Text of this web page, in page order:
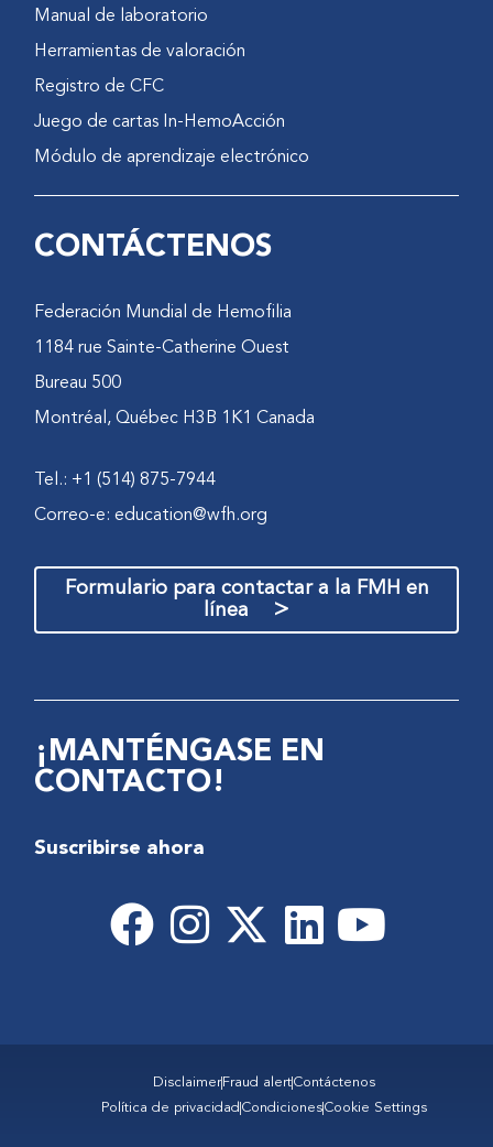
Manual de laboratorio
Herramientas de valoración
Registro de CFC
Juego de cartas In-HemoAcción
Módulo de aprendizaje electrónico
CONTÁCTENOS
Federación Mundial de Hemofilia
1184 rue Sainte-Catherine Ouest
Bureau 500
Montréal, Québec H3B 1K1 Canada
Tel.: +1 (514) 875-7944
Correo-e:education@wfh.org
Formulario para contactar a la FMH en
línea
>
¡MANTÉNGASE EN
CONTACTO!
Suscribirse ahora
Disclaimer Fraud alertContáctenos
Política de privacidad CondicionesCookie Settings